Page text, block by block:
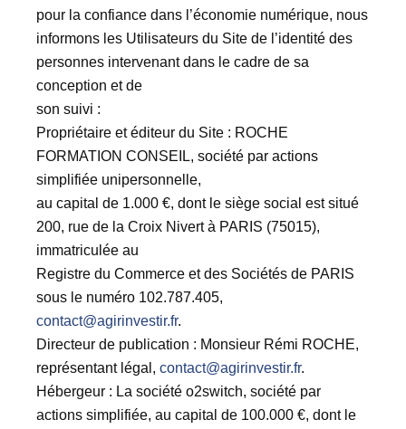
pour la confiance dans l’économie numérique, nous
informons les Utilisateurs du Site de l’identité des
personnes intervenant dans le cadre de sa
conception et de
son suivi :
Propriétaire et éditeur du Site : ROCHE
FORMATION CONSEIL, société par actions
simplifiée unipersonnelle,
au capital de 1.000 €, dont le siège social est situé
200, rue de la Croix Nivert à PARIS (75015),
immatriculée au
Registre du Commerce et des Sociétés de PARIS
sous le numéro 102.787.405,
contact@agirinvestir.fr.
Directeur de publication : Monsieur Rémi ROCHE,
représentant légal, contact@agirinvestir.fr.
Hébergeur : La société o2switch, société par
actions simplifiée, au capital de 100.000 €, dont le